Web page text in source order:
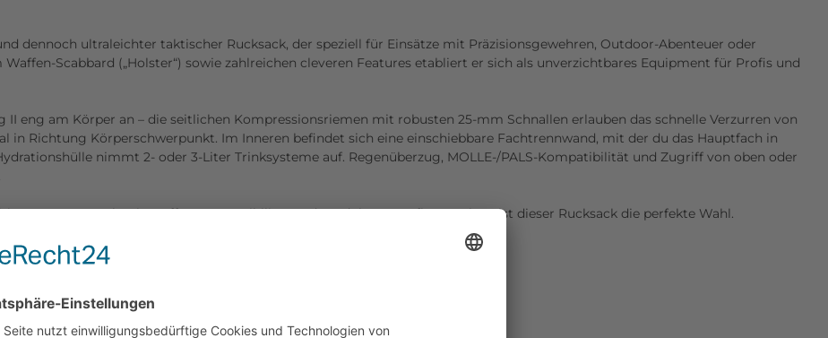
dennoch ultraleichter taktischer Rucksack, der speziell für Einsätze mit Präzisionsgewehren, Outdoor-Abenteuer oder
Scabbard („Holster“) sowie zahlreichen cleveren Features etabliert er sich als unverzichtbares Equipment für Profis und
eng am Körper an – die seitlichen Kompressionsriemen mit robusten 25-mm Schnallen erlauben das schnelle Verzurren von
in Richtung Körperschwerpunkt. Im Inneren befindet sich eine einschiebbare Fachtrennwand, mit der du das Hauptfach in
nimmt 2- oder 3-Liter Trinksysteme auf. Regenüberzug, MOLLE-/PALS-Kompatibilität und Zugriff von oben oder
System-Pack mit Waffen-Kompatibilität und modularem Aufbau suchen, ist dieser Rucksack die perfekte Wahl.
Ausrüstung